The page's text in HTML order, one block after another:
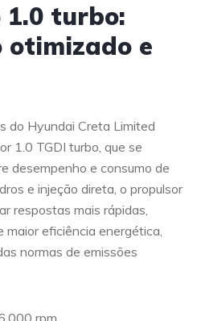
turbo:
otimizado e
do Hyundai Creta Limited
1.0 TGDI turbo, que se
desempenho e consumo de
e injeção direta, o propulsor
respostas mais rápidas,
maior eficiência energética,
normas de emissões